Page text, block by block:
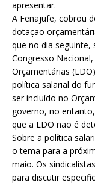
apresentar.
A Fenajufe, cobrou
dotação
que no dia seguinte,
Congresso
Orçamentárias
política salarial do
ser incluído no
governo, no
que a LDO não é
Sobre a política
o tema para a
maio. Os
para discutir